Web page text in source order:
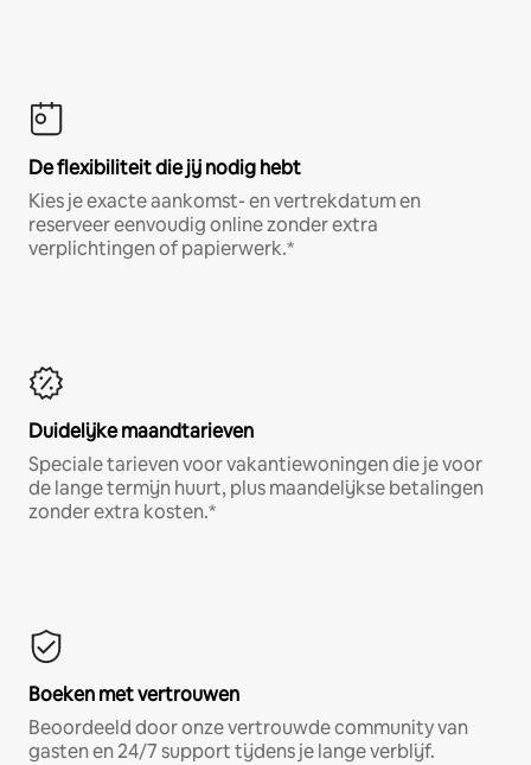
De flexibiliteit die jij nodig hebt
Kies je exacte aankomst- en vertrekdatum en
reserveer eenvoudig online zonder extra
verplichtingen of papierwerk.*
Duidelijke maandtarieven
Speciale tarieven voor vakantiewoningen die je voor
de lange termijn huurt, plus maandelijkse betalingen
zonder extra kosten.*
Boeken met vertrouwen
Beoordeeld door onze vertrouwde community van
gasten en 24/7 support tijdens je lange verblijf.